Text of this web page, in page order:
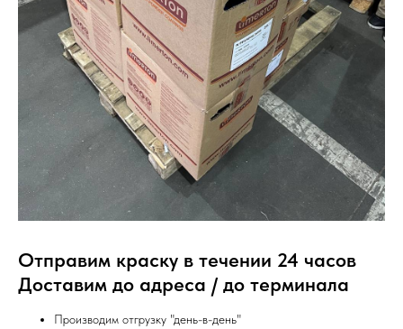
Отправим краску в течении 24 часов
Доставим до адреса / до терминала
Производим отгрузку "день-в-день"